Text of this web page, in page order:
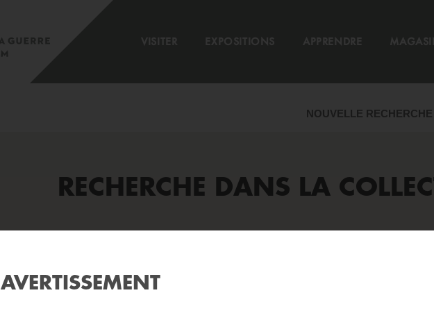
VISITER EXPOSITIONS APPRENDRE
NOUVELLE RECHERCHE
RECHERCHE DANS LA
AVERTISSEMENT